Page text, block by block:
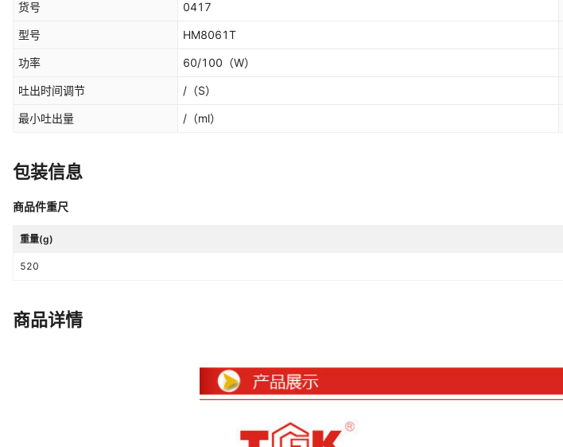
货号 0417
型号 HM8061T
功率 60/100 （W）
吐出时间调节 / （S）
最小吐出量 / （ml）
包装信息
商品件重尺
重量(g)
520
商品详情